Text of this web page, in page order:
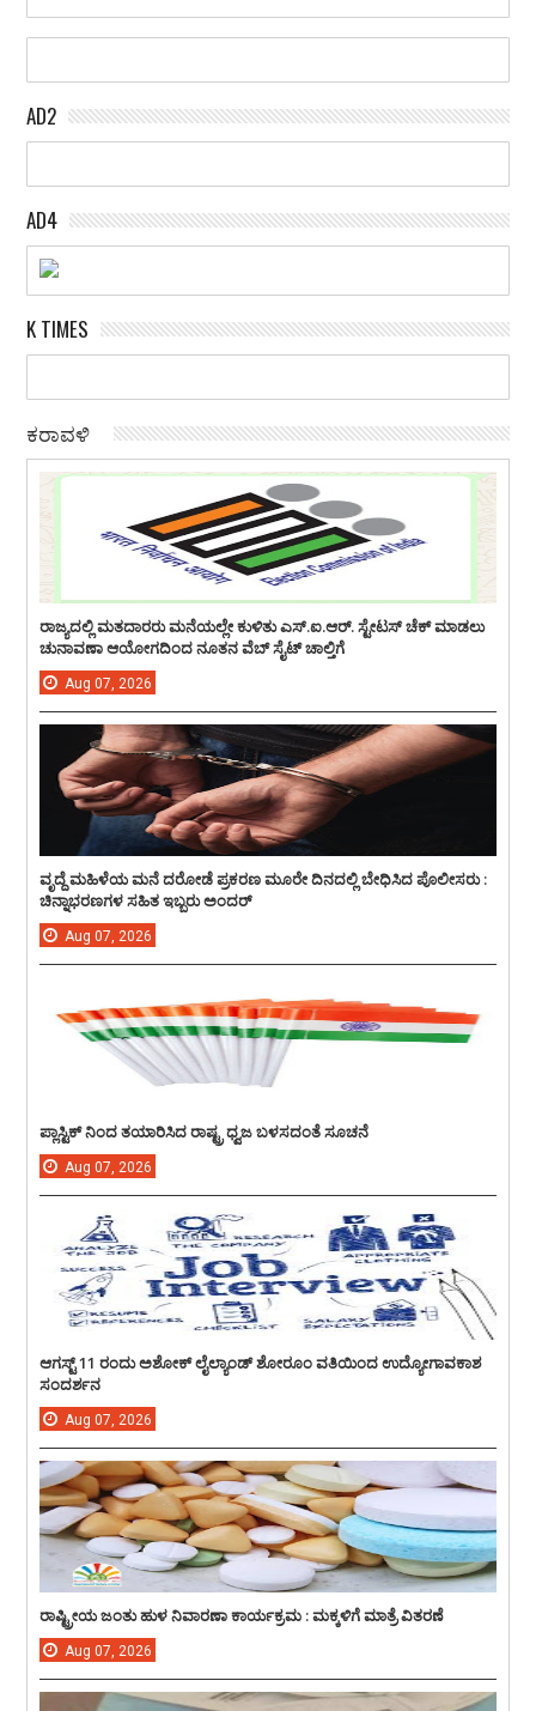
AD2
AD4
K TIMES
ಕರಾವಳಿ
ರಾಜ್ಯದಲ್ಲಿ ಮತದಾರರು ಮನೆಯಲ್ಲೇ ಕುಳಿತು ಎಸ್.ಐ.ಆರ್. ಸ್ಟೇಟಸ್ ಚೆಕ್ ಮಾಡಲು
ಚುನಾವಣಾ ಆಯೋಗದಿಂದ ನೂತನ ವೆಬ್ ಸೈಟ್ ಚಾಲ್ತಿಗೆ
Aug 07, 2026
ವೃದ್ದೆ ಮಹಿಳೆಯ ಮನೆ ದರೋಡೆ ಪ್ರಕರಣ ಮೂರೇ ದಿನದಲ್ಲಿ ಬೇಧಿಸಿದ ಪೊಲೀಸರು :
ಚಿನ್ನಾಭರಣಗಳ ಸಹಿತ ಇಬ್ಬರು ಅಂದರ್
Aug 07, 2026
ಪ್ಲಾಸ್ಟಿಕ್ ನಿಂದ ತಯಾರಿಸಿದ ರಾಷ್ಟ್ರ ಧ್ವಜ ಬಳಸದಂತೆ ಸೂಚನೆ
Aug 07, 2026
ಆಗಸ್ಟ್ 11 ರಂದು ಅಶೋಕ್ ಲೈಲ್ಯಾಂಡ್ ಶೋರೂಂ ವತಿಯಿಂದ ಉದ್ಯೋಗಾವಕಾಶ
ಸಂದರ್ಶನ
Aug 07, 2026
ರಾಷ್ಟ್ರೀಯ ಜಂತು ಹುಳ ನಿವಾರಣಾ ಕಾರ್ಯಕ್ರಮ : ಮಕ್ಕಳಿಗೆ ಮಾತ್ರೆ ವಿತರಣೆ
Aug 07, 2026